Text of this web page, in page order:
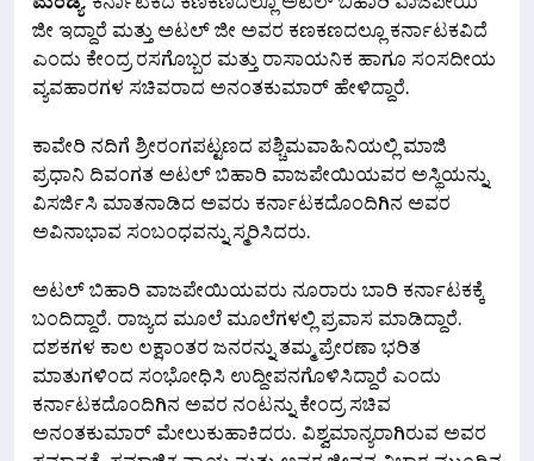
ಜೀ ಇದ್ದಾರೆ ಮತ್ತು ಅಟಲ್ ಜೀ ಅವರ ಕಣಕಣದಲ್ಲೂ ಕರ್ನಾಟಕವಿದೆ
ಎಂದು ಕೇಂದ್ರ ರಸಗೊಬ್ಬರ ಮತ್ತು ರಾಸಾಯನಿಕ ಹಾಗೂ ಸಂಸದೀಯ
ವ್ಯವಹಾರಗಳ ಸಚಿವರಾದ ಅನಂತಕುಮಾರ್ ಹೇಳಿದ್ದಾರೆ.
ಕಾವೇರಿ ನದಿಗೆ ಶ್ರೀರಂಗಪಟ್ಟಣದ ಪಶ್ಚಿಮವಾಹಿನಿಯಲ್ಲಿ ಮಾಜಿ
ಪ್ರಧಾನಿ ದಿವಂಗತ ಅಟಲ್ ಬಿಹಾರಿ ವಾಜಪೇಯಿಯವರ ಅಸ್ಥಿಯನ್ನು
ವಿಸರ್ಜಿಸಿ ಮಾತನಾಡಿದ ಅವರು ಕರ್ನಾಟಕದೊಂದಿಗಿನ ಅವರ
ಅವಿನಾಭಾವ ಸಂಬಂಧವನ್ನು ಸ್ಮರಿಸಿದರು.
ಅಟಲ್ ಬಿಹಾರಿ ವಾಜಪೇಯಿಯವರು ನೂರಾರು ಬಾರಿ ಕರ್ನಾಟಕಕ್ಕೆ
ಬಂದಿದ್ದಾರೆ. ರಾಜ್ಯದ ಮೂಲೆ ಮೂಲೆಗಳಲ್ಲಿ ಪ್ರವಾಸ ಮಾಡಿದ್ದಾರೆ.
ದಶಕಗಳ ಕಾಲ ಲಕ್ಷಾಂತರ ಜನರನ್ನು ತಮ್ಮ ಪ್ರೇರಣಾ ಭರಿತ
ಮಾತುಗಳಿಂದ ಸಂಭೋಧಿಸಿ ಉದ್ದೀಪನಗೊಳಿಸಿದ್ದಾರೆ ಎಂದು
ಕರ್ನಾಟಕದೊಂದಿಗಿನ ಅವರ ನಂಟನ್ನು ಕೇಂದ್ರ ಸಚಿವ
ಅನಂತಕುಮಾರ್ ಮೇಲುಕುಹಾಕಿದರು. ವಿಶ್ವಮಾನ್ಯರಾಗಿರುವ ಅವರ